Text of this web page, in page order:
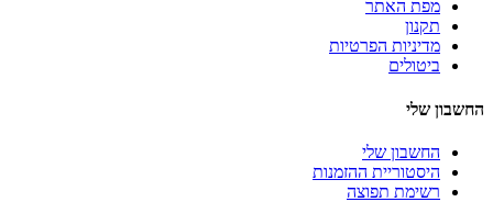
מפת האתר
תקנון
מדיניות הפרטיות
ביטולים
החשבון שלי
החשבון שלי
היסטוריית ההזמנות
רשימת תפוצה